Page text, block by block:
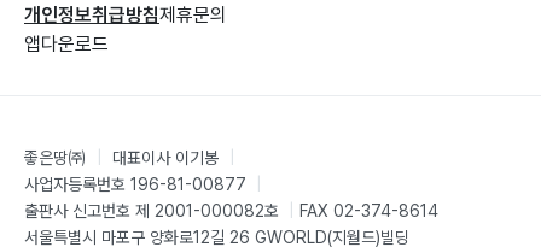
다 | 세상에 이런 일이
part.4 아버지의 뜻이 하늘에서와 같이 땅에서도 이루어
지이다
개인정보취급방침
앱다운로드
제휴문의
좋은땅㈜ 대표이사 이기봉
사업자등록번호 196-81-00877
출판사 신고번호 제 2001-000082호
FAX 02-374-8614
서울특별시 마포구 양화로12길 26 GWORLD(지월드)빌딩